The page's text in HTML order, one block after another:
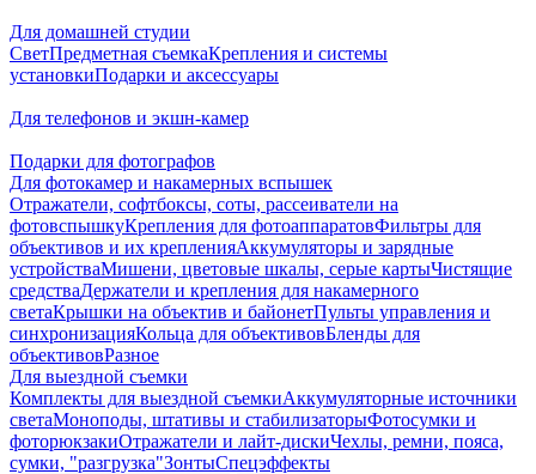
Для домашней студии
СветПредметная съемкаКрепления и системы
установкиПодарки и аксессуары
Для телефонов и экшн-камер
Подарки для фотографов
Для фотокамер и накамерных вспышек
Отражатели, софтбоксы, соты, рассеиватели на
фотовспышкуКрепления для фотоаппаратовФильтры для
объективов и их крепленияАккумуляторы и зарядные
устройстваМишени, цветовые шкалы, серые картыЧистящие
средстваДержатели и крепления для накамерного
светаКрышки на объектив и байонетПульты управления и
синхронизацияКольца для объективовБленды для
объективовРазное
Для выездной съемки
Комплекты для выездной съемкиАккумуляторные источники
светаМоноподы, штативы и стабилизаторыФотосумки и
фоторюкзакиОтражатели и лайт-дискиЧехлы, ремни, пояса,
сумки, "разгрузка"ЗонтыСпецэффекты